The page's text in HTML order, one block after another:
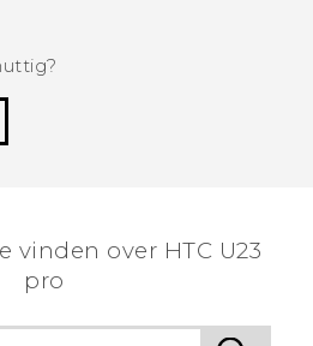
vinden over HTC U23
pro